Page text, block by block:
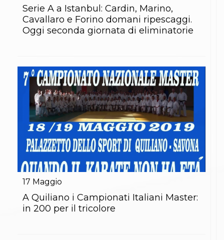
Lotta
La disciplina
News
Gare e Risultati
Karate
La disciplina
News
Gare e Risultati
Attività Didattica
Albi Federali
Arti marziali
Aikido
Ju Jitsu
Sumo
Capoeira
Grappling
Pancrazio/Pankration
S'istrumpa
Serie A a Istanbul: Cardin, Marino,
Cavallaro e Forino domani ripescaggi.
Oggi seconda giornata di eliminatorie
17 Maggio
A Quiliano i Campionati Italiani Master:
in 200 per il tricolore